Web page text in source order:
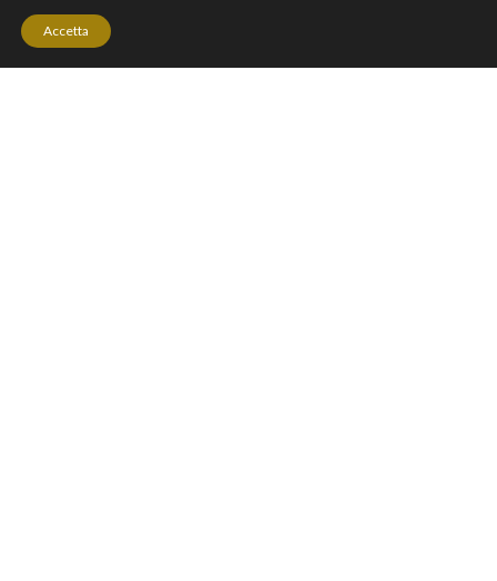
BOX MIELE 6 X 400G CON SPEDIZIONE
Fa parte del Presidio Slow Food “Ape Nera Siciliana”. È tra i soci
ShopFiltersHome
My account
Accetta